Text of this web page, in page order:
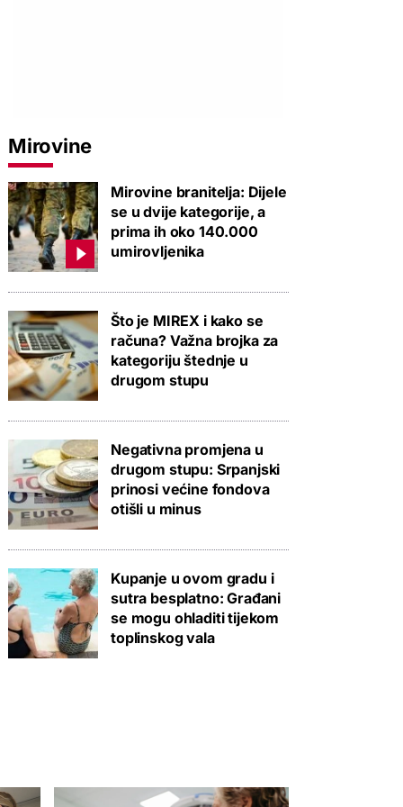
Mirovine
Mirovine branitelja: Dijele
se u dvije kategorije, a
prima ih oko 140.000
umirovljenika
Što je MIREX i kako se
računa? Važna brojka za
kategoriju štednje u
drugom stupu
Negativna promjena u
drugom stupu: Srpanjski
prinosi većine fondova
otišli u minus
Kupanje u ovom gradu i
sutra besplatno: Građani
se mogu ohladiti tijekom
toplinskog vala